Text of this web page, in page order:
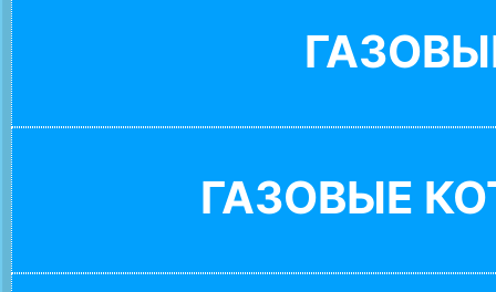
ГАЗОВЫЕ